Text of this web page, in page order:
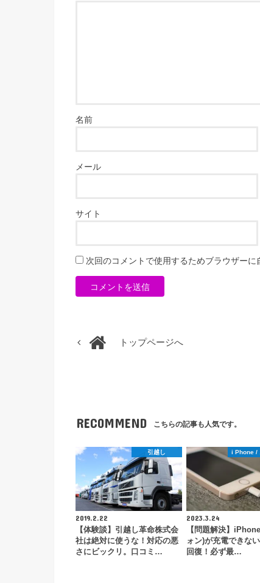
名前
メール
サイト
次回のコメントで使用するためブラウザーに
トップページへ
RECOMMEND こちらの記事も人気です。
引越し
2019.2.22
【体験談】引越し革命株式会
社は絶対に使うな！対応の悪
さにビックリ。口コミ…
i Phone /
2023.3.24
【問題解決】
ォン)が充電できな
回復！必ず最…